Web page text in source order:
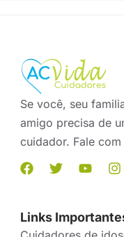
Se você, seu
amigo precisa de
cuidador. Fale com
Links